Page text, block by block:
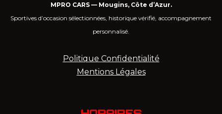
MPRO CARS — Mougins, Côte d’Azur.
Sportives d’occasion sélectionnées, historique vérifié, accompagnement
personnalisé.
Politique Confidentialité
Mentions Légales